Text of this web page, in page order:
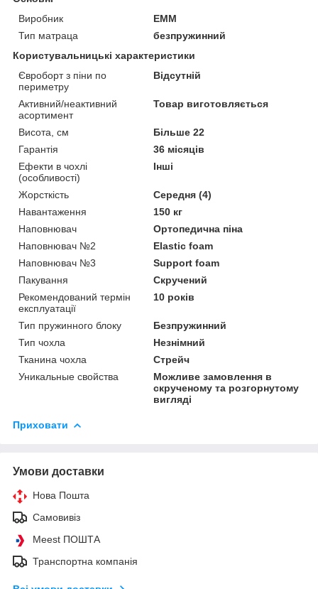
Виробник
ЕММ
Тип матраца
безпружинний
Користувальницькі характеристики
Євроборт з піни по
периметру
Відсутній
Активний/неактивний
асортимент
Товар виготовляється
Висота, см
Більше 22
Гарантія
36 місяців
Ефекти в чохлі
(особливості)
Інші
Жорсткість
Середня (4)
Навантаження
150 кг
Наповнювач
Ортопедична піна
Наповнювач №2
Elastic foam
Наповнювач №3
Support foam
Пакування
Скручений
Рекомендований термін
експлуатації
10 років
Тип пружинного блоку
Безпружинний
Тип чохла
Незнімний
Тканина чохла
Стрейч
Уникальные свойства
Можливе замовлення в
скрученому та розгорнутому
вигляді
Приховати
Умови доставки
Нова Пошта
Самовивіз
Meest ПОШТА
Транспортна компанія